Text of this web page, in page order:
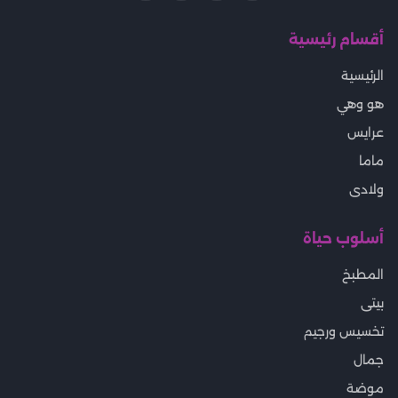
أقسام رئيسية
الرئيسية
هو وهي
عرايس
ماما
ولادى
أسلوب حياة
المطبخ
بيتى
تخسيس ورجيم
جمال
موضة